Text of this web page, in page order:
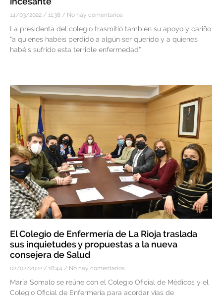
14/03/2022 11:38 No hay comentarios
La presidenta del colegio trasmitió también su apoyo y cariño
“a quienes habéis perdido a algún ser querido y a quienes
habéis sufrido esta terrible enfermedad”
El Colegio de Enfermería de La Rioja traslada
sus inquietudes y propuestas a la nueva
consejera de Salud
02/02/2022 18:44 No hay comentarios
María Somalo se reúne con el Colegio Oficial de Médicos y el
Colegio Oficial de Enfermería para acordar vías de